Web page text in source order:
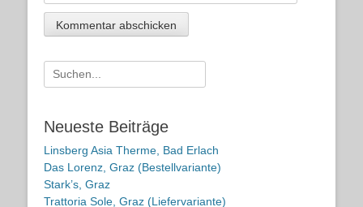
Suche
nach:
Neueste Beiträge
Linsberg Asia Therme, Bad Erlach
Das Lorenz, Graz (Bestellvariante)
Stark’s, Graz
Trattoria Sole, Graz (Liefervariante)